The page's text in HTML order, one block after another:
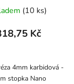
(10 ks)
Kč
4mm karbidová -
stopka Nano